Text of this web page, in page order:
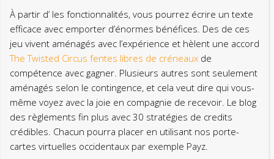
À partir d’ les fonctionnalités, vous pourrez écrire un texte
efficace avec emporter d’énormes bénéfices. Des de ces
jeu vivent aménagés avec l’expérience et hèlent une accord
The Twisted Circus fentes libres de créneaux de
compétence avec gagner. Plusieurs autres sont seulement
aménagés selon le contingence, et cela veut dire qui vous-
même voyez avec la joie en compagnie de recevoir. Le blog
des règlements fin plus avec 30 stratégies de credits
crédibles. Chacun pourra placer en utilisant nos porte-
cartes virtuelles occidentaux par exemple Payz.